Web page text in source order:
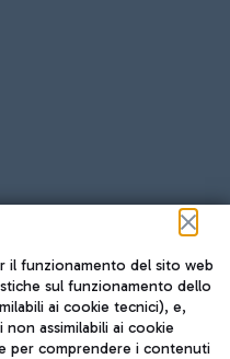
il funzionamento del sito web
sul funzionamento dello
ai cookie tecnici), e,
assimilabili ai cookie
per comprendere i contenuti